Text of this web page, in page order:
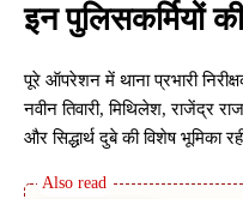
इन पुलिसकर्मियों
पूरे ऑपरेशन में थाना प्रभारी
नवीन तिवारी, मिथिलेश, राजेंद्र
और सिद्धार्थ दुबे की विशेष भूमिका